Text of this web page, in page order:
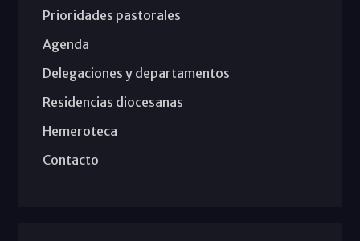
Prioridades pastorales
Agenda
Delegaciones y departamentos
Residencias diocesanas
Hemeroteca
Contacto